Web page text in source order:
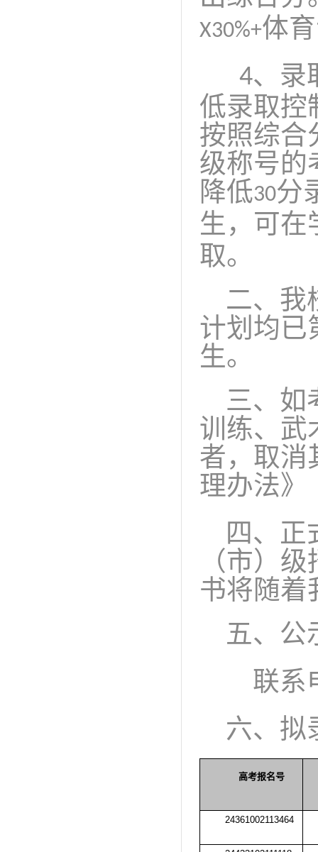
X30%+体
4、录
低录取控
按照综合
级称号的
降低30分
生，可在
取。
二、我
计划均已
生。
三、如
训练、武
者，取消
理办法》
四、正
（市） 级
书将随着
五、公
联系
六、 拟
高考报名号
24361002113464